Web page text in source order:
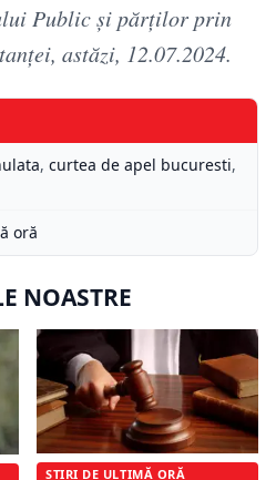
Public şi părţilor prin
astăzi, 12.07.2024.
, curtea de apel bucuresti,
oră
NOASTRE
ȘTIRI DE ULTIMĂ ORĂ